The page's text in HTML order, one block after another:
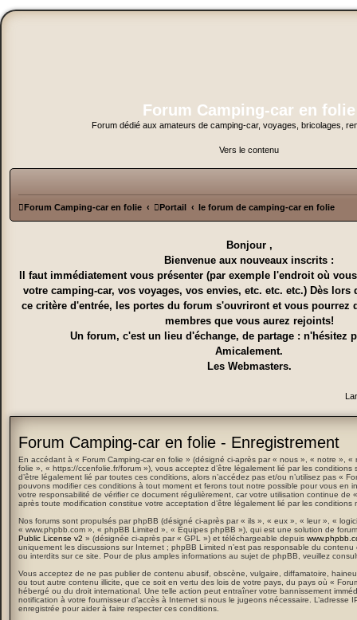
Forum Camping-car en folie
Forum dédié aux amateurs de camping-car, voyages, bricolages,
Vers le contenu
Forum Camping-car en folie Portail le forum de camping-car en folie
Bonjour ,
Bienvenue aux nouveaux inscrits :
Il faut immédiatement vous présenter (par exemple l'endroit où
votre camping-car, vos voyages, vos envies, etc. etc. etc.) Dès lors
ce critère d'entrée, les portes du forum s'ouvriront et vous pourrez
membres que vous aurez rejoints!
Un forum, c'est un lieu d'échange, de partage : n'hésitez
Amicalement.
Les Webmasters.
Forum Camping-car en folie - Enregistrement
En accédant à « Forum Camping-car en folie » (désigné ci-après par « nous », « notre », «
folie », « https://ccenfolie.fr/forum »), vous acceptez d’être légalement lié par les conditions
d’être légalement lié par toutes ces conditions, alors n’accédez pas et/ou n’utilisez pas «
pouvons modifier ces conditions à tout moment et ferons tout notre possible pour vous en
votre responsabilité de vérifier ce document régulièrement, car votre utilisation continue de
après toute modification constitue votre acceptation d’être légalement lié par les conditions
Nos forums sont propulsés par phpBB (désigné ci-après par « ils », « eux », « leur », «
« www.phpbb.com », « phpBB Limited », « Équipes phpBB »), qui est une solution de
Public License v2 » (désignée ci-après par « GPL ») et téléchargeable depuis
uniquement les discussions sur Internet ; phpBB Limited n’est pas responsable du
ou interdits sur ce site. Pour de plus amples informations au sujet de phpBB, veuillez
Vous acceptez de ne pas publier de contenu abusif, obscène, vulgaire, diffamatoire,
ou tout autre contenu illicite, que ce soit en vertu des lois de votre pays, du pays où «
hébergé ou du droit international. Une telle action peut entraîner votre bannissement
notification à votre fournisseur d’accès à Internet si nous le jugeons nécessaire. L’adresse
enregistrée pour aider à faire respecter ces conditions.